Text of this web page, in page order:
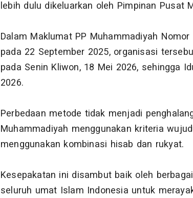
lebih dulu dikeluarkan oleh Pimpinan Pusat
Dalam Maklumat PP Muhammadiyah
pada 22 September 2025, organisasi
pada Senin Kliwon, 18 Mei 2026, sehingga
2026.
Perbedaan metode tidak menjadi
Muhammadiyah menggunakan kriteria
menggunakan kombinasi hisab dan rukyat.
Kesepakatan ini disambut baik oleh
seluruh umat Islam Indonesia untuk